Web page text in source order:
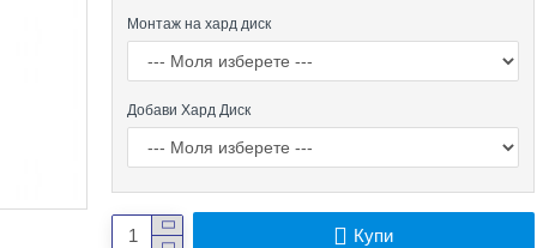
Монтаж на хард диск
Добави Хард Диск
Купи